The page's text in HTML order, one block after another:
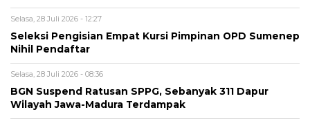
Selasa, 28 Juli 2026 - 12:27
Seleksi Pengisian Empat Kursi Pimpinan OPD Sumenep
Nihil Pendaftar
Selasa, 28 Juli 2026 - 08:36
BGN Suspend Ratusan SPPG, Sebanyak 311 Dapur
Wilayah Jawa-Madura Terdampak